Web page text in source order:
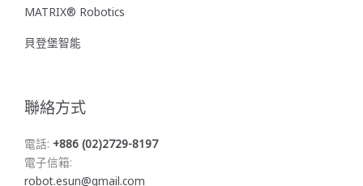
MATRIX® Robotics
貝登堡智能
聯絡方式
電話: +886 (02)2729-8197
電子信箱:
robot.esun@gmail.com